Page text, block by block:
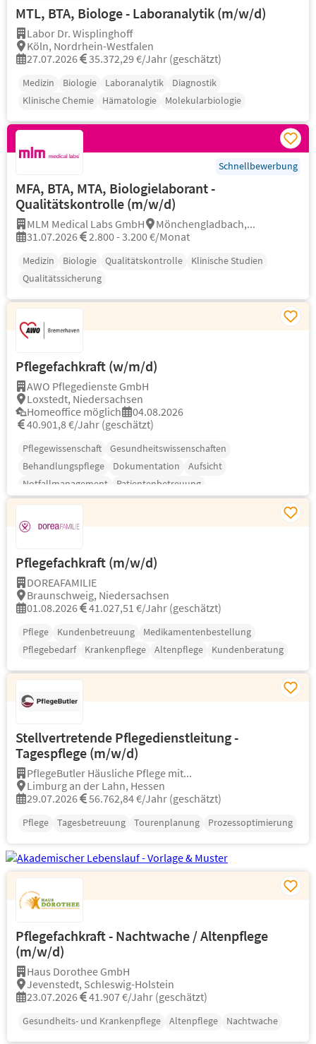
MTL, BTA, Biologe - Laboranalytik (m/w/d)
Labor Dr. Wisplinghoff
Köln, Nordrhein-Westfalen
27.07.2026
35.372,29 €/Jahr (geschätzt)
Medizin Biologie Laboranalytik
Diagnostik
Klinische Chemie
Hämatologie Molekularbiologie
Schnellbewerbung
MFA, BTA, MTA, Biologielaborant -
Qualitätskontrolle (m/w/d)
MLM Medical Labs GmbH
Mönchengladbach,...
31.07.2026
2.800 - 3.200 €/Monat
Medizin Biologie Qualitätskontrolle
Klinische Studien
Qualitätssicherung
Pflegefachkraft (w/m/d)
AWO Pflegedienste GmbH
Loxstedt, Niedersachsen
Homeoffice möglich
04.08.2026
40.901,8 €/Jahr (geschätzt)
Pflegewissenschaft
Gesundheitswissenschaften
Behandlungspflege
Dokumentation
Aufsicht
Notfallmanagement
Patientenbetreuung
Pflegefachkraft (m/w/d)
DOREAFAMILIE
Braunschweig, Niedersachsen
01.08.2026
41.027,51 €/Jahr (geschätzt)
Pflege Kundenbetreuung
Medikamentenbestellung
Pflegebedarf
Krankenpflege Altenpflege Kundenberatung
Stellvertretende Pflegedienstleitung -
Tagespflege (m/w/d)
PflegeButler Häusliche Pflege mit...
Limburg an der Lahn, Hessen
29.07.2026
56.762,84 €/Jahr (geschätzt)
Pflege Tagesbetreuung Tourenplanung Prozessoptimierung
Pflegefachkraft - Nachtwache / Altenpflege
(m/w/d)
Haus Dorothee GmbH
Jevenstedt, Schleswig-Holstein
23.07.2026
41.907 €/Jahr (geschätzt)
Gesundheits- und Krankenpflege Altenpflege Nachtwache